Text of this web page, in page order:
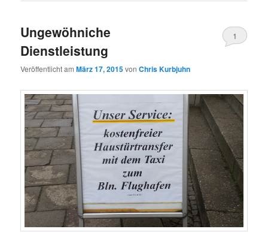
Ungewöhniche
Dienstleistung
Veröffentlicht amMärz 17, 2015vonChris Kurbjuhn
1